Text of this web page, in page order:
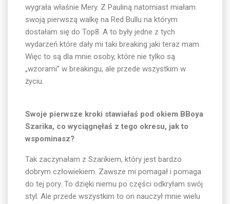
wygrała właśnie Mery. Z Pauliną natomiast miałam
swoją pierwszą walkę na Red Bullu na którym
dostałam się do Top8. A to były jedne z tych
wydarzeń które dały mi taki breaking jaki teraz mam.
Więc to są dla mnie osoby, które nie tylko są
„wzorami” w breakingu, ale przede wszystkim w
życiu.
Swoje pierwsze kroki stawiałaś pod okiem BBoya
Szarika, co wyciągnęłaś z tego okresu, jak to
wspominasz?
Tak zaczynałam z Szarikiem, który jest bardzo
dobrym człowiekiem. Zawsze mi pomagał i pomaga
do tej pory. To dzięki niemu po części odkryłam swój
styl. Ale przede wszystkim to on nauczył mnie wielu